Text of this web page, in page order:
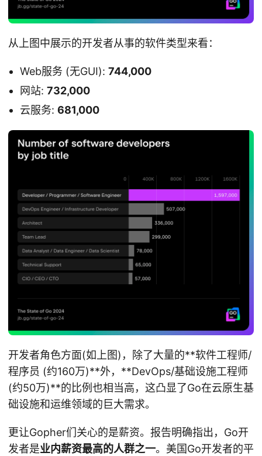
从上图中展示的开发者从事的软件类型来看：
Web服务 (无GUI): 744,000
网站: 732,000
云服务: 681,000
开发者角色方面(如上图)，除了大量的**软件工程师/
程序员 (约160万)**外，**DevOps/基础设施工程师
(约50万)**的比例也相当高，这凸显了Go在云原生基
础设施和运维领域的巨大需求。
更让Gopher们关心的是薪资。报告明确指出，Go开
发者是业内薪资最高的人群之一。美国Go开发者的平